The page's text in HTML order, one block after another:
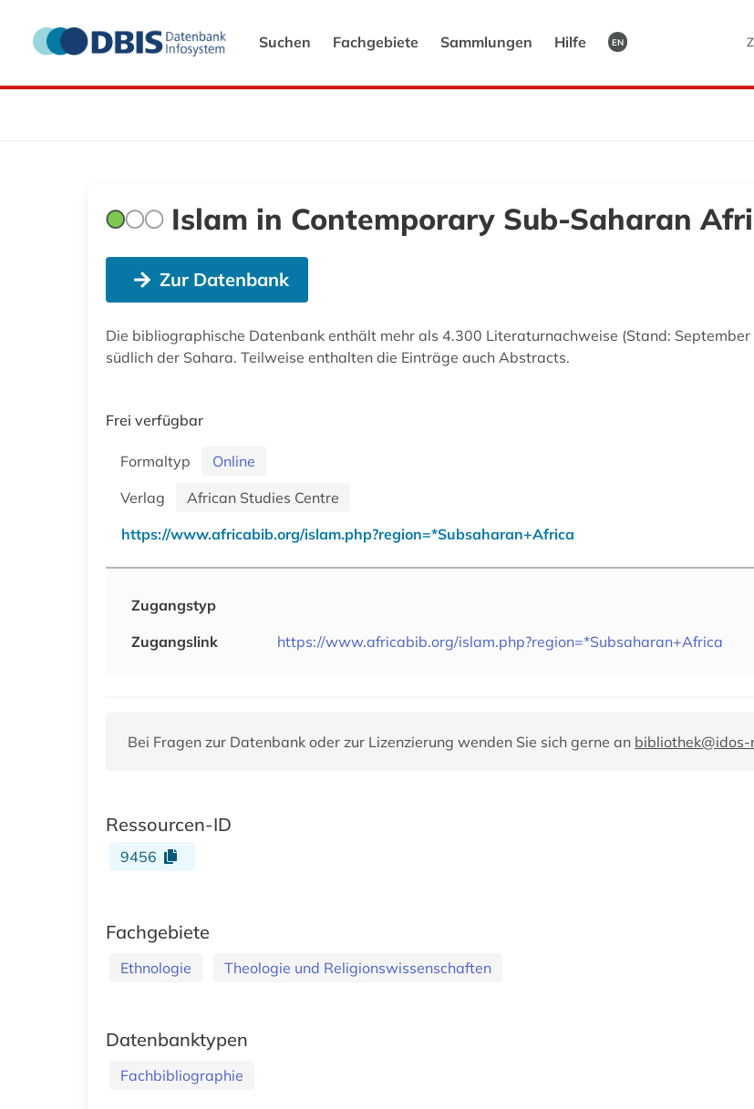
Suchen Fachgebiete Sammlungen Hilfe EN
Islam in Contemporary Sub-Saharan
Zur Datenbank
Die bibliographische Datenbank enthält mehr als 4.300 Literaturnachweise (Stand:
südlich der Sahara. Teilweise enthalten die Einträge auch Abstracts.
Frei verfügbar
Formaltyp
Online
Verlag
African Studies Centre
https://www.africabib.org/islam.php?region=*Subsaharan+Africa
Zugangstyp
Zugangslink
https://www.africabib.org/islam.php?region=*Subsaharan+Africa
Bei Fragen zur Datenbank oder zur Lizenzierung wenden Sie sich gerne an bibliothek@idos-
Ressourcen-ID
9456
Fachgebiete
Ethnologie Theologie und Religionswissenschaften
Datenbanktypen
Fachbibliographie